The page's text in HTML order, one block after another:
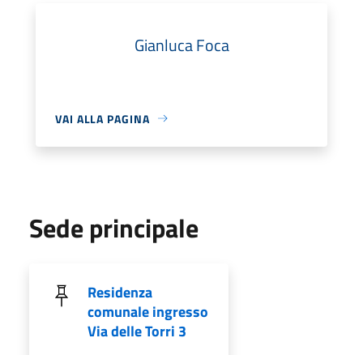
Gianluca Foca
VAI ALLA PAGINA
Sede principale
Residenza
comunale ingresso
Via delle Torri 3